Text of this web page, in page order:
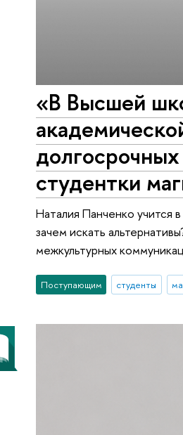
«В Высшей
студентки
Наталия Панченко учится
зачем искать
межкультурных
Поступающим студенты